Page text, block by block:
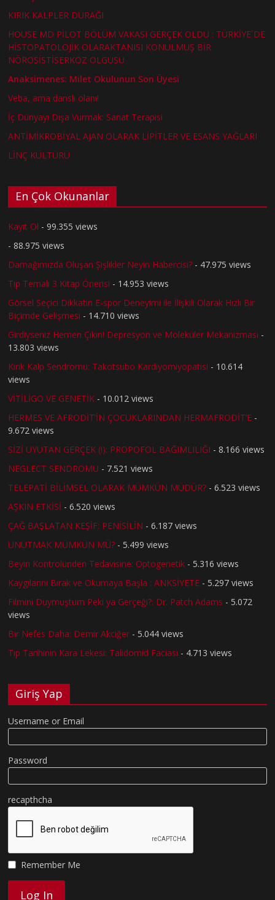
KIRIK KALPLER DURAĞI
HOUSE MD PİLOT BÖLÜM VAKASI GERÇEK OLDU : TÜRKİYE´DE
HİSTOPATOLOJİK OLARAKTANISI KONULMUŞ BİR
NÖROSİSTİSERKOZ OLGUSU
Anaksimenes: Milet Okulunun Son Üyesi
Veba, ama danslı olanı!
İç Dünyayı Dışa Vurmak: Sanat Terapisi
ANTİMİKROBİYAL AJAN OLARAK LİPİTLER VE ESANS YAĞLARI
LİNÇ KÜLTÜRÜ
En Çok Okunanlar
Kayıt Ol - 99.355 views
- 88.975 views
Damağımızda Oluşan Şişlikler Neyin Habercisi? - 47.975 views
Tıp Temalı 3 Kitap Önerisi - 14.953 views
Görsel Seçici Dikkatin E-spor Deneyimi ile İlişkili Olarak Hızlı Bir
Biçimde Gelişmesi - 14.710 views
Girdiyseniz Hemen Çıkın! Depresyon ve Moleküler Mekanizması -
13.803 views
Kırık Kalp Sendromu: Takotsubo Kardiyomiyopatisi - 10.614
views
VİTİLİGO VE GENETİK - 10.012 views
HERMES VE AFRODİT’İN ÇOCUKLARINDAN HERMAFRODİT’E -
9.672 views
SİZİ UYUTAN GERÇEK (!): PROPOFOL BAĞIMLILIĞI - 8.166 views
NEGLECT SENDROMU - 7.521 views
TELEPATİ BİLİMSEL OLARAK MÜMKÜN MÜDÜR? - 6.523 views
AŞKIN ETKİSİ - 6.520 views
ÇAĞ BAŞLATAN KEŞİF: PENİSİLİN - 6.187 views
UNUTMAK MÜMKÜN MÜ? - 5.499 views
Beyin Kontrolünden Tedavisine: Optogenetik - 5.316 views
Kaygılarını Bırak ve Okumaya Başla : ANKSİYETE - 5.297 views
Filmini Duymuştum Peki ya Gerçeği?: Dr. Patch Adams - 5.072
views
Bir Nefes Daha: Demir Akciğer - 5.044 views
Tıp Tarihinin Kara Lekesi: Talidomid Faciası - 4.713 views
Giriş Yap
Username or Email
Password
recapthcha
Remember Me